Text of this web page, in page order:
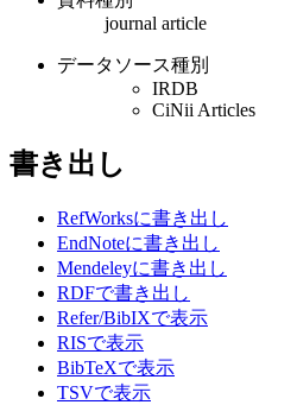
journal article
データソース種別
IRDB
CiNii Articles
書き出し
RefWorksに書き出し
EndNoteに書き出し
Mendeleyに書き出し
RDFで書き出し
Refer/BibIXで表示
RISで表示
BibTeXで表示
TSVで表示